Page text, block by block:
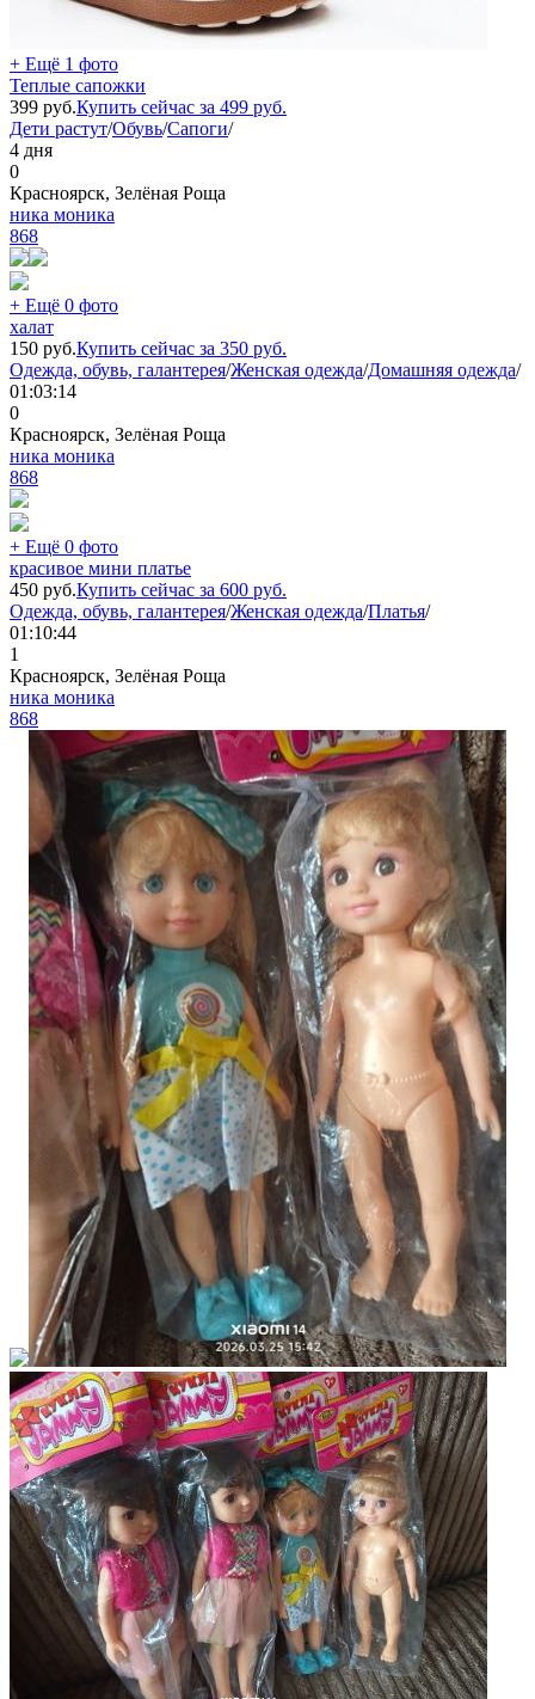
+ Ещё 1 фото
Теплые сапожки
399 руб.Купить сейчас за 499 руб.
Дети растут/Обувь/Сапоги/
4 дня
0
Красноярск, Зелёная Роща
ника моника
868
+ Ещё 0 фото
халат
150 руб.Купить сейчас за 350 руб.
Одежда, обувь, галантерея/Женская одежда/Домашняя одежда/
01:03:14
0
Красноярск, Зелёная Роща
ника моника
868
+ Ещё 0 фото
красивое мини платье
450 руб.Купить сейчас за 600 руб.
Одежда, обувь, галантерея/Женская одежда/Платья/
01:10:44
1
Красноярск, Зелёная Роща
ника моника
868